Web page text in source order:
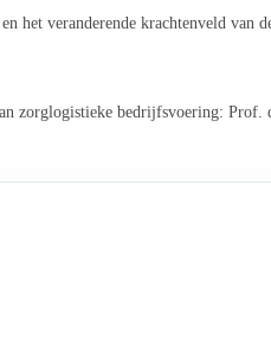
veranderende krachtenveld van
zorglogistieke bedrijfsvoering: